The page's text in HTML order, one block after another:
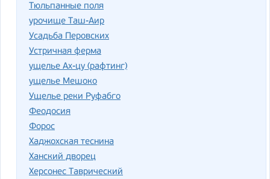
Тюльпанные поля
урочище Таш-Аир
Усадьба Перовских
Устричная ферма
ущелье Ах-цу (рафтинг)
ущелье Мешоко
Ущелье реки Руфабго
Феодосия
Форос
Хаджохская теснина
Ханский дворец
Херсонес Таврический